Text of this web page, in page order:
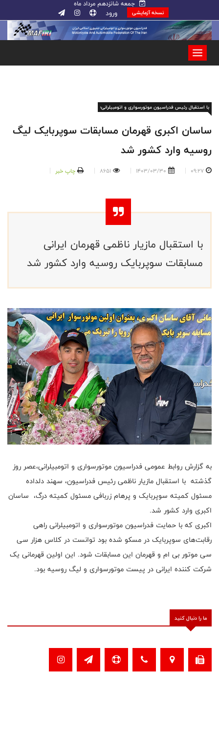
جمعه شانزدهم مرداد ماه
نسخه آزمایشی ورود
با استقبال رئیس فدراسیون موتورسواری و اتومبیلرانی؛
ساسان اکبری قهرمان مسابقات سوپربایک لیگ
روسیه وارد کشور شد
09:27
1403/03/30
8651 چاپ خبر
با استقبال مازیار ناظمی قهرمان ایرانی
مسابقات سوپربایک روسیه وارد کشور شد
به گزارش روابط عمومی فدراسیون موتورسواری و اتومبیلرانی،عصر روز
گذشته با استقبال مازیار ناظمی رئیس فدراسیون، سهند دلداده
مسئول کمیته سوپربایک و پرهام زربافی مسئول کمیته درگ، ساسان
اکبری وارد کشور شد.
اکبری که با حمایت فدراسیون موتورسواری و اتومبیلرانی راهی
رقابت‌های سوپربایک در مسکو شده بود توانست در کلاس هزار سی
سی موتور بی ام و قهرمان این مسابقات شود. این اولین قهرمانی یک
شرکت کننده ایرانی در پیست موتورسواری و لیگ روسیه بود.
ما را دنبال کنید